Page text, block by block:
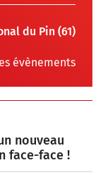
du Pin (61)
évènements
nouveau
face-face !